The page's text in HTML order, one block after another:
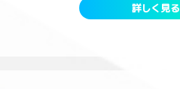
詳しく見る